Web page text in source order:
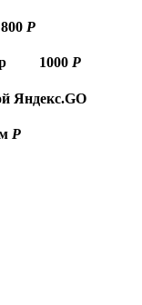
800 Р
1000 Р
Яндекс.GO
Р